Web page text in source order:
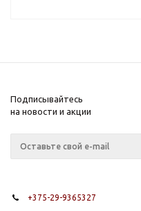
Подписывайтесь
на новости и акции
+375-29-9365327